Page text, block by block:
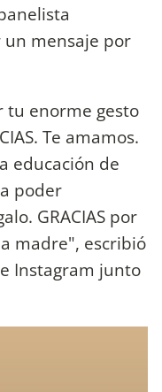
mensaje por
tu enorme gesto
Te amamos.
educación de
poder
GRACIAS por
madre", escribió
Instagram junto